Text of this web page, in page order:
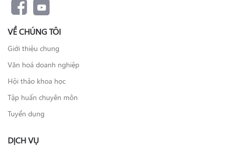
VỀ CHÚNG TÔI
Giới thiệu chung
Văn hoá doanh nghiệp
Hội thảo khoa học
Tập huấn chuyên môn
Tuyển dụng
DỊCH VỤ